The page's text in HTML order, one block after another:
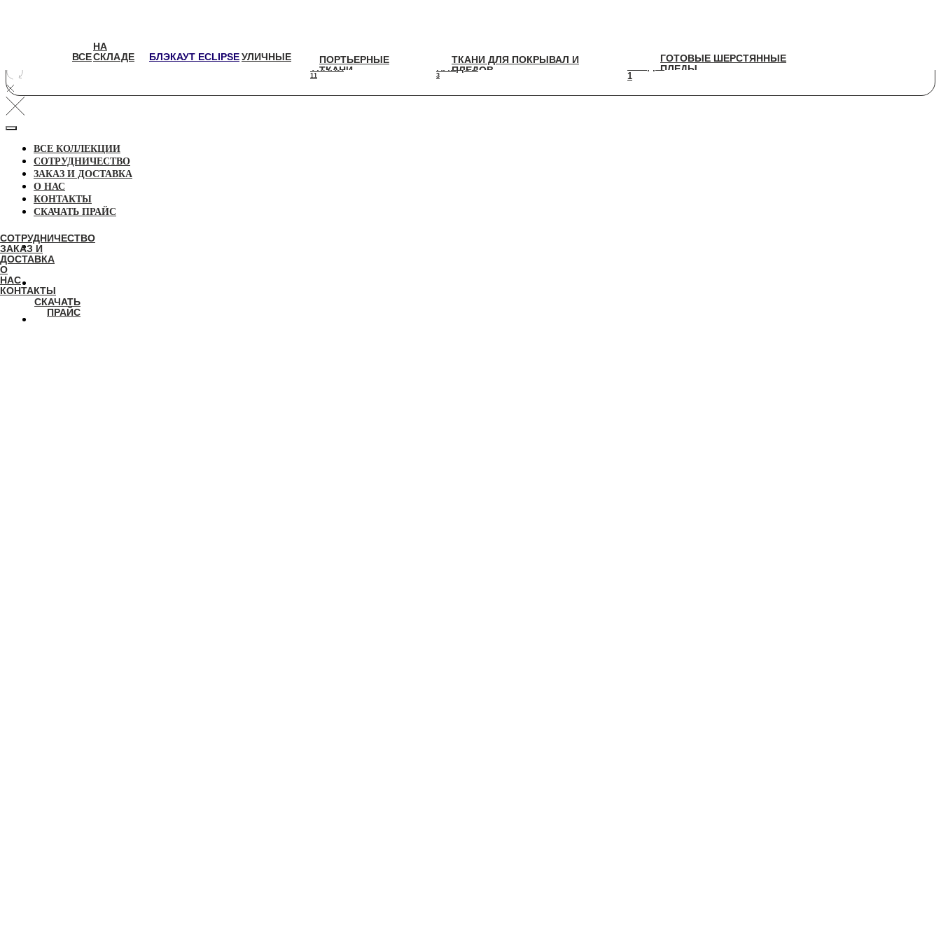
СОТРУДНИЧЕСТВО
ЗАКАЗ И
ДОСТАВКА
О
НАС
КОНТАКТЫ
СКАЧАТЬ
ПРАЙС
ВСЕСКЛАДЕ
БЛЭКАУТ
ECLIPSE
ПОРТЬЕРНЫЕ
ТКАНИ
11
ТКАНИ ДЛЯ ПОКРЫВАЛ И
ПЛЕДОВ
3
ГОТОВЫЕ ШЕРСТЯННЫЕ
ПЛЕДЫ
1
УЛИЧНЫЕ
ВСЕ
НА
СКЛАДЕ
БЛЭКАУТ ECLIPSE
ПОРТЬЕРНЫЕ
ТКАНИ
ТКАНИ ДЛЯ ПОКРЫВАЛ И
ПЛЕДОВ
ГОТОВЫЕ ШЕРСТЯННЫЕ
ПЛЕДЫ
УЛИЧНЫЕ
ВСЕ КОЛЛЕКЦИИ
СОТРУДНИЧЕСТВО
ЗАКАЗ И ДОСТАВКА
О НАС
КОНТАКТЫ
СКАЧАТЬ ПРАЙС